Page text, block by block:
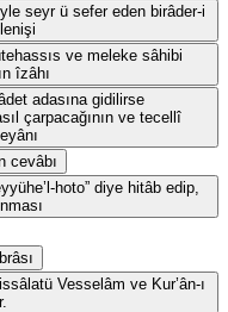
seyr ü sefer eden birâder-i
ve meleke sâhibi
îzâhı
adasına gidilirse
çarpacağının ve tecellî
cevâbı
hoto” diye hitâb edip,
Vesselâm ve Kur’ân-ı